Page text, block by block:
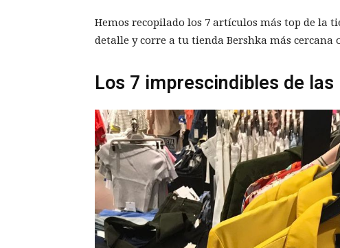
Hemos recopilado los 7 artículos más top de la
detalle y corre a tu tienda Bershka más cercana
Los 7 imprescindibles de